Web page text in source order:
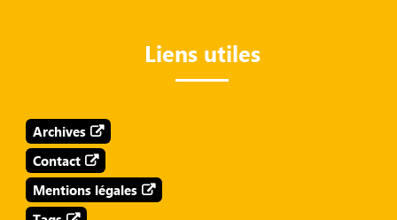
Liens utiles
Archives
Contact
Mentions légales